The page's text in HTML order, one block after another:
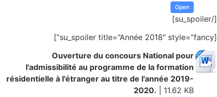
Open
[/su_spoiler]
[su_spoiler title=”Année 2018″ style=”fancy”]
Ouverture du concours National pour
l'admissibilité au programme de la formation
résidentielle à l'étranger au titre de l'année 2019-
2020. | 11.62 KB